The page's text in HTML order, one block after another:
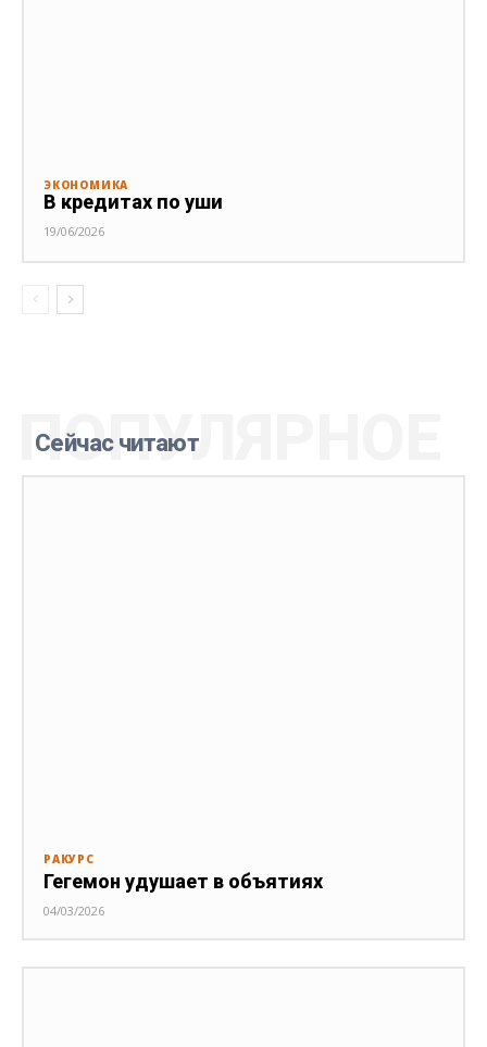
ЭКОНОМИКА
В кредитах по уши
19/06/2026
Сейчас читают
ПОПУЛЯРНОЕ
РАКУРС
Гегемон удушает в объятиях
04/03/2026